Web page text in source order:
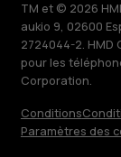
TM et © 2026
aukio 9, 02600
2724044-2. HMD
pour les
Corporation.
Conditions
Paramètres des